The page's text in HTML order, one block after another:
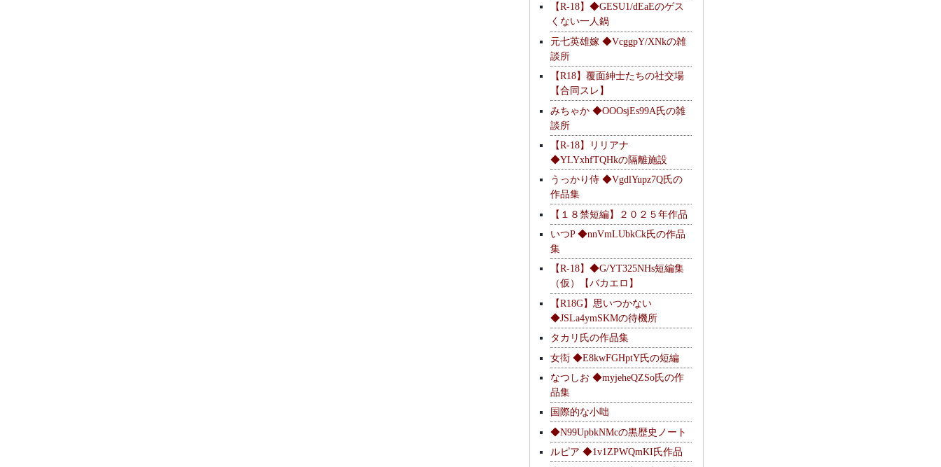
【R-18】◆GESU1/dEaEのゲス
くない一人鍋
元七英雄嫁 ◆VcggpY/XNkの雑
談所
【R18】覆面紳士たちの社交場
【合同スレ】
みちゃか ◆OOOsjEs99A氏の雑
談所
【R-18】リリアナ
◆YLYxhfTQHkの隔離施設
うっかり侍 ◆VgdlYupz7Q氏の
作品集
【１８禁短編】２０２５年作品
いつP ◆nnVmLUbkCk氏の作品
集
【R-18】◆G/YT325NHs短編集
（仮）【バカエロ】
【R18G】思いつかない
◆JSLa4ymSKMの待機所
タカリ氏の作品集
女衒 ◆E8kwFGHptY氏の短編
なつしお ◆myjeheQZSo氏の作
品集
国際的な小咄
◆N99UpbkNMcの黒歴史ノート
ルピア ◆1v1ZPWQmKI氏作品